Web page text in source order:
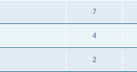
7
4
2